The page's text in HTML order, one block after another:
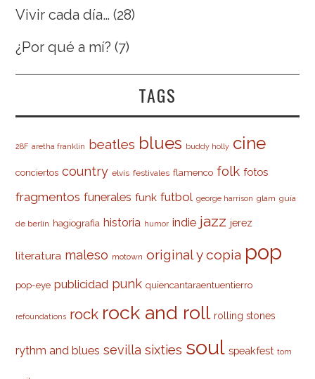
Vivir cada día… (28)
¿Por qué a mí? (7)
TAGS
28F aretha franklin beatles blues buddy holly cine
conciertos country elvis festivales flamenco folk fotos
fragmentos funerales funk futbol george harrison glam guía
de berlín hagiografia historia humor indie jazz jerez
literatura maleso motown original y copia pop
pop-eye publicidad punk quiencantaraentuentierro
refoundations rock rock and roll rolling stones
rythm and blues sevilla sixties soul speakfest tom